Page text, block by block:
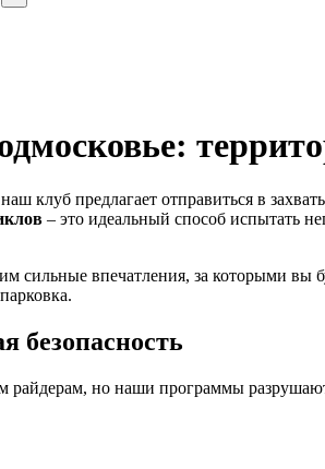
клуб предлагает отправиться в
– это идеальный способ испытать
впечатления, за которыми вы
безопасность
райдерам, но наши программы